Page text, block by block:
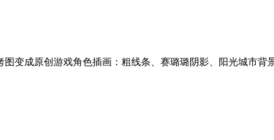
变成原创游戏角色插画：粗线条、赛璐璐阴影、阳光城市背